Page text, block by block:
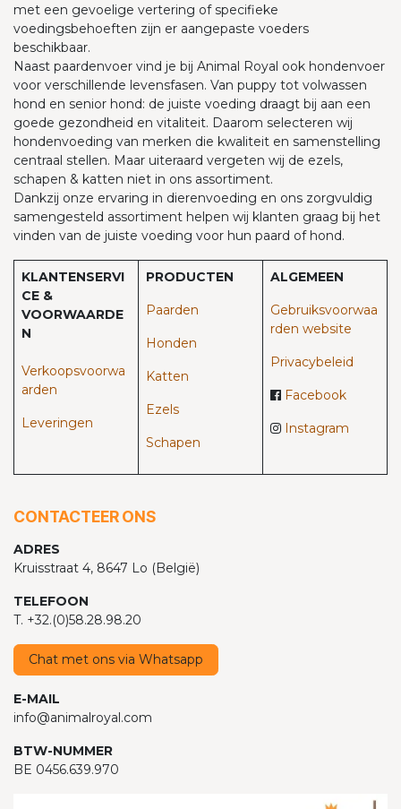
met een gevoelige vertering of specifieke
voedingsbehoeften zijn er aangepaste voeders
beschikbaar.
Naast paardenvoer vind je bij Animal Royal ook hondenvoer
voor verschillende levensfasen. Van puppy tot volwassen
hond en senior hond: de juiste voeding draagt bij aan een
goede gezondheid en vitaliteit. Daarom selecteren wij
hondenvoeding van merken die kwaliteit en samenstelling
centraal stellen. Maar uiteraard vergeten wij de ezels,
schapen & katten niet in ons assortiment.
Dankzij onze ervaring in dierenvoeding en ons zorgvuldig
samengesteld assortiment helpen wij klanten graag bij het
vinden van de juiste voeding voor hun paard of hond.
KLANTENSERVI
CE &
VOORWAARDE
N
Verkoopsvoorwa
arden
Leveringen
PRODUCTEN
Paarden​
Honden
Katten
Ezels
Schapen
ALGEMEEN
Gebruiksvoorwaa
rden website
Privacybeleid
Facebook
Instagram
CONTACTEER ONS
ADRES
Kruisstraat 4, 8647 Lo (België)
TELEFOON
T. +32.(0)58.28.98.20
Chat met ons via Whatsapp
E-MAIL
info@animalroyal.com
BTW-NUMMER
BE 0456.639.970